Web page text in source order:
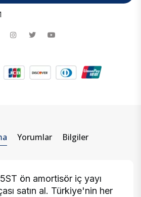
Yorumlar Bilgiler
ön amortisör iç yayı
satın al. Türkiye'nin her